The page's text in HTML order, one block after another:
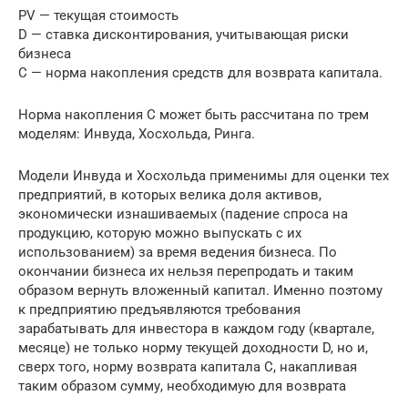
PV — текущая стоимость
D — ставка дисконтирования, учитывающая риски
бизнеса
C — норма накопления средств для возврата капитала.
Норма накопления C может быть рассчитана по трем
моделям: Инвуда, Хосхольда, Ринга.
Модели Инвуда и Хосхольда применимы для оценки тех
предприятий, в которых велика доля активов,
экономически изнашиваемых (падение спроса на
продукцию, которую можно выпускать с их
использованием) за время ведения бизнеса. По
окончании бизнеса их нельзя перепродать и таким
образом вернуть вложенный капитал. Именно поэтому
к предприятию предъявляются требования
зарабатывать для инвестора в каждом году (квартале,
месяце) не только норму текущей доходности D, но и,
сверх того, норму возврата капитала C, накапливая
таким образом сумму, необходимую для возврата